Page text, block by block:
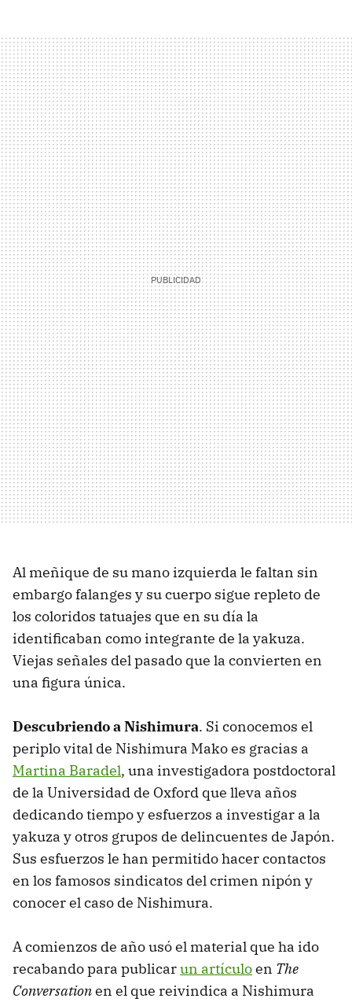
Al meñique de su mano izquierda le faltan sin
embargo falanges y su cuerpo sigue repleto de
los coloridos tatuajes que en su día la
identificaban como integrante de la yakuza.
Viejas señales del pasado que la convierten en
una figura única.
Descubriendo a Nishimura. Si conocemos el
periplo vital de Nishimura Mako es gracias a
Martina Baradel, una investigadora postdoctoral
de la Universidad de Oxford que lleva años
dedicando tiempo y esfuerzos a investigar a la
yakuza y otros grupos de delincuentes de Japón.
Sus esfuerzos le han permitido hacer contactos
en los famosos sindicatos del crimen nipón y
conocer el caso de Nishimura.
A comienzos de año usó el material que ha ido
recabando para publicarun artículoen The
Conversationen el que reivindica a Nishimura